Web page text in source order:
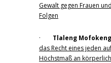
Gewalt gegen Frauen
Folgen
· Tlaleng Mofokeng
das Recht eines jeden
Höchstmaß an